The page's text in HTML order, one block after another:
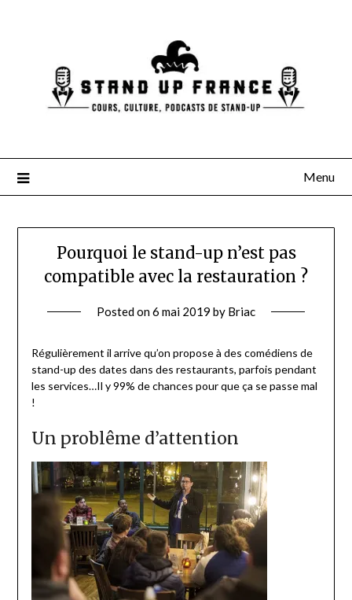
Menu
Pourquoi le stand-up n’est pas
compatible avec la restauration ?
Posted on6 mai 2019 by Briac
Régulièrement il arrive qu’on propose à des comédiens de
stand-up des dates dans des restaurants, parfois pendant
les services…Il y 99% de chances pour que ça se passe mal
!
Un problême d’attention